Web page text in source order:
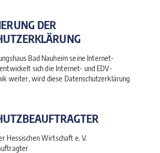
DER
Bad Nauheim seine Internet-
sich die Internet- und EDV-
weiter, wird diese Datenschutzerklärung
Hessischen Wirtschaft e. V.